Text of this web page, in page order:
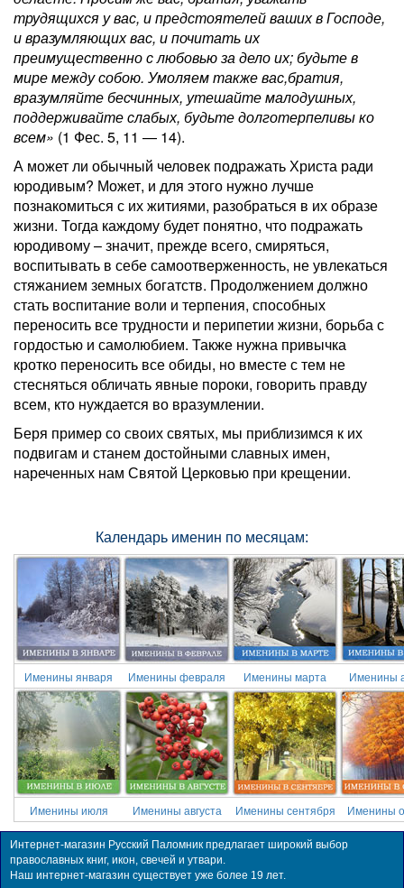
трудящихся у вас, и предстоятелей ваших в Господе,
и вразумляющих вас, и почитать их
преимущественно с любовью за дело их; будь­те в
мире между собою. Умоляем также вас,братия,
вразумляйте бесчинных, утешайте малодушных,
поддерживайте слабых, будьте долготерпеливы ко
всем» (1 Фес. 5, 11 — 14).
А может ли обычный человек подражать Христа ради
юродивым? Может, и для этого нужно лучше
познакомиться с их житиями, разобраться в их образе
жизни. Тогда каждому будет понятно, что подражать
юродивому – значит, прежде всего, смиряться,
воспитывать в себе самоотверженность, не увлекаться
стяжанием земных богатств. Продолжением должно
стать воспитание воли и терпения, способных
переносить все трудности и перипетии жизни, борьба с
гордостью и самолюбием. Также нужна привычка
кротко переносить все обиды, но вместе с тем не
стесняться обличать явные пороки, говорить правду
всем, кто нуждается во вразумлении.
Беря пример со своих святых, мы приблизимся к их
подвигам и станем достойными славных имен,
нареченных нам Святой Церковью при крещении.
Календарь именин по месяцам:
Именины января Именины февраля Именины марта Именины
Именины июля Именины августа Именины сентября Именины
Интернет-магазин Русский Паломник предлагает широкий выбор
православных книг, икон, свечей и утвари.
Наш интернет-магазин существует уже более 19 лет.